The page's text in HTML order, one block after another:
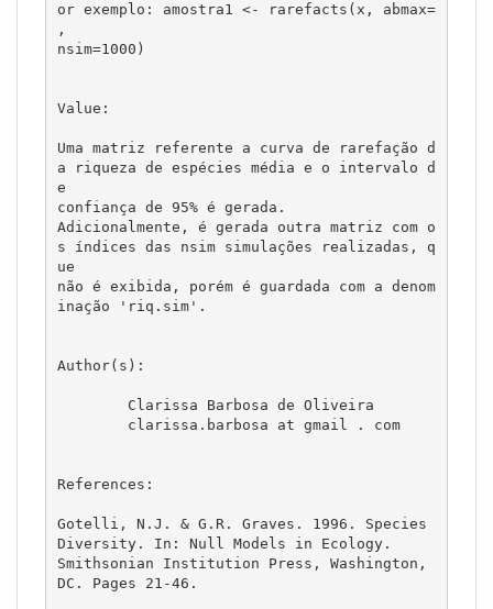
or exemplo: amostra1 <- rarefacts(x, abmax=
,
nsim=1000)
Value:
Uma matriz referente a curva de rarefação d
a riqueza de espécies média e o intervalo d
e
confiança de 95% é gerada.
Adicionalmente, é gerada outra matriz com o
s índices das nsim simulações realizadas, q
ue
não é exibida, porém é guardada com a denom
inação 'riq.sim'.
Author(s):
References:
Gotelli, N.J. & G.R. Graves. 1996. Species
Diversity. In: Null Models in Ecology.
Smithsonian Institution Press, Washington,
DC. Pages 21-46.